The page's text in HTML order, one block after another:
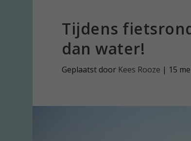
Tijdens
dan water!
Geplaatst door Kees Rooze | 15